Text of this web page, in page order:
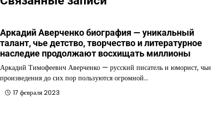
Аркадий Аверченко биография — уникальный
талант, чье детство, творчество и литературное
наследие продолжают восхищать миллионы
Аркадий Тимофеевич Аверченко — русский писатель и юморист, чьи
произведения до сих пор пользуются огромной…
17 февраля 2023